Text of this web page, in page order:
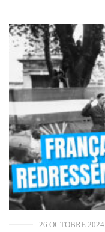
26 OCTOBRE 2024